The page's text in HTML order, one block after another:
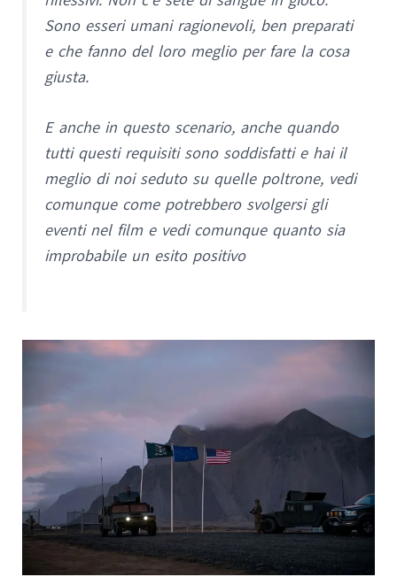
Sono esseri umani ragionevoli, ben preparati
e che fanno del loro meglio per fare la cosa
giusta.
E anche in questo scenario, anche quando
tutti questi requisiti sono soddisfatti e hai il
meglio di noi seduto su quelle poltrone, vedi
comunque come potrebbero svolgersi gli
eventi nel film e vedi comunque quanto sia
improbabile un esito positivo